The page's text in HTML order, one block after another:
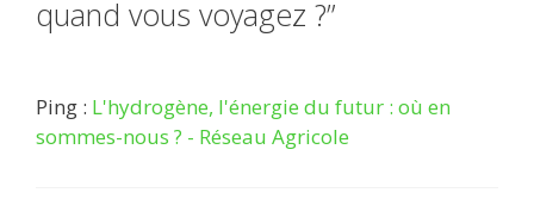
quand vous voyagez ?”
Ping : L'hydrogène, l'énergie du futur : où en
sommes-nous ? - Réseau Agricole